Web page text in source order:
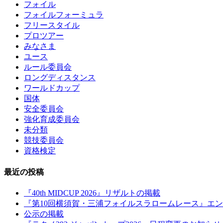
フォイル
フォイルフォーミュラ
フリースタイル
プロツアー
みなさま
ユース
ルール委員会
ロングディスタンス
ワールドカップ
国体
安全委員会
強化育成委員会
未分類
競技委員会
資格検定
最近の投稿
『40th MIDCUP 2026』リザルトの掲載
『第10回横須賀・三浦フォイルスラロームレース』エ
公示の掲載